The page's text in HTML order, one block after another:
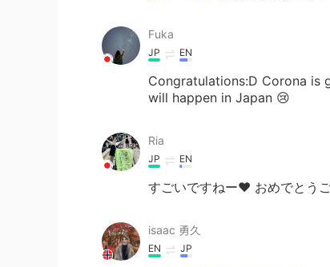
Fuka
JP EN
Congratulations:D Corona is
will happen in Japan 😢
Ria
JP EN
すごいですねー❤︎ おめでとう
isaac 勇久
EN JP